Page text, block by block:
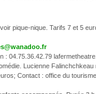
pique-nique. Tarifs 7 et 5
: 04.75.36.42.79
Lucienne
Contact : office du